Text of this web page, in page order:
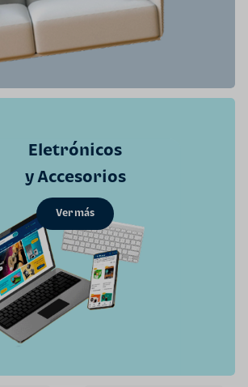
Eletrónicos
y Accesorios
Ver más